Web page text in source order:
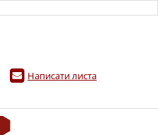
Написати листа